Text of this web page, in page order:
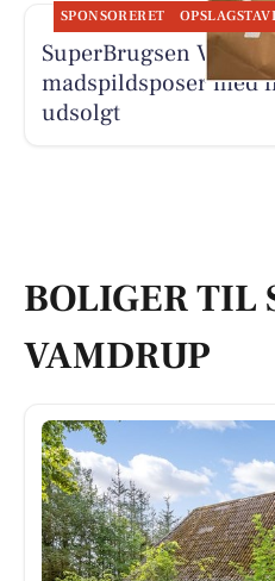
SPONSORERET
SuperBrugsen
madspildsposer med
udsolgt
BOLIGER TIL
VAMDRUP